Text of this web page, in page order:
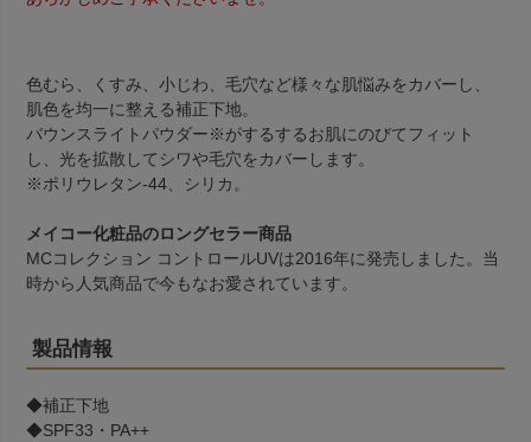
色むら、くすみ、小じわ、毛穴など様々な肌悩みをカバーし、
肌色を均一に整える補正下地。
バウンスライトパウダー※がするするお肌にのびてフィット
し、光を拡散してシワや毛穴をカバーします。
※ポリウレタン-44、シリカ。
メイコー化粧品のロングセラー商品
MCコレクション コントロールUVは2016年に発売しました。当
時から人気商品で今もなお愛されています。
製品情報
◆補正下地
◆SPF33・PA++